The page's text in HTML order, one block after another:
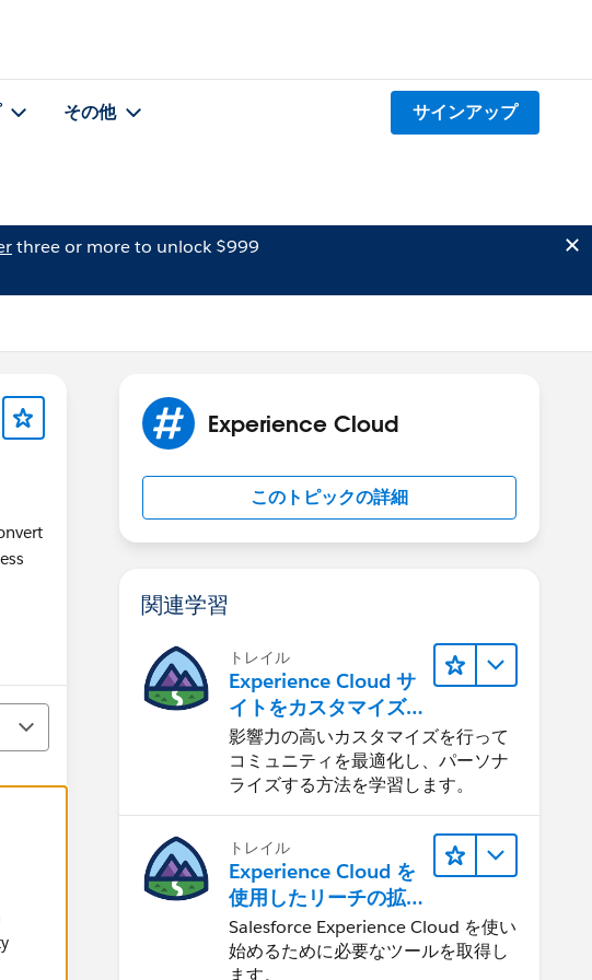
その他 サインアップ
three or more to unlock $999
Experience Cloud
このトピックの詳細
関連学習
トレイル
Experience Cloud サ
イトをカスタマイズ
する
影響力の高いカスタマイズを行って
コミュニティを最適化し、パーソナ
ライズする方法を学習します。
トレイル
Experience Cloud を
使用したリーチの拡
大
Salesforce Experience Cloud を使い
始めるために必要なツールを取得し
ます。